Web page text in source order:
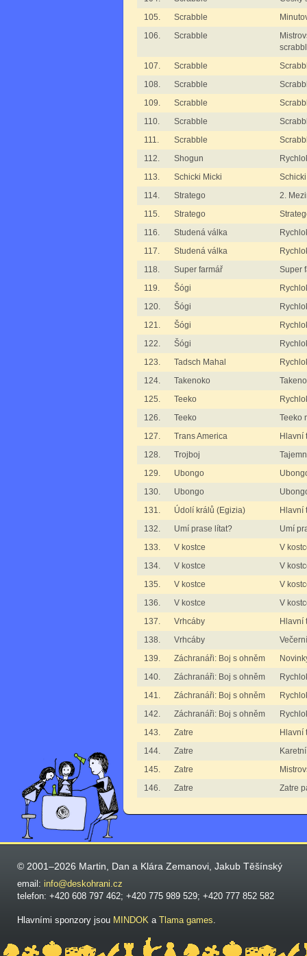
105.
Scrabble
106.
Scrabble
107.
Scrabble
108.
Scrabble
109.
Scrabble
110.
Scrabble
111.
Scrabble
112.
Shogun
113.
Schicki Micki
114.
Stratego
2.
115.
Stratego
116.
Studená válka
117.
Studená válka
118.
Super farmář
Super
119.
Šógi
120.
Šógi
121.
Šógi
122.
Šógi
123.
Tadsch Mahal
124.
Takenoko
125.
Teeko
126.
Teeko
Teeko
127.
Trans America
Hlavní
128.
Trojboj
129.
Ubongo
130.
Ubongo
131.
Údolí králů (Egizia)
Hlavní
132.
Umí prase lítat?
Umí
133.
V kostce
V
134.
V kostce
V
135.
V kostce
V
136.
V kostce
V
137.
Vrhcáby
Hlavní
138.
Vrhcáby
139.
Záchranáři: Boj s ohněm
140.
Záchranáři: Boj s ohněm
141.
Záchranáři: Boj s ohněm
142.
Záchranáři: Boj s ohněm
143.
Zatre
Hlavní
144.
Zatre
145.
Zatre
146.
Zatre Zatre
© 2001–2026 Martin, Dan a Klára Zemanovi, Jakub Těšínský
email: info@deskohrani.cz
telefon: +420 608 797 462; +420 775 989 529; +420 777 852 582
Hlavními sponzory jsou MINDOK a Tlama games.